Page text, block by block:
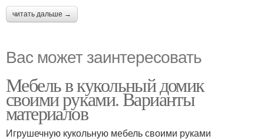
читать дальше →
Вас может заинтересовать
Мебель в кукольный домик
своими руками. Варианты
материалов
Игрушечную кукольную мебель своими руками